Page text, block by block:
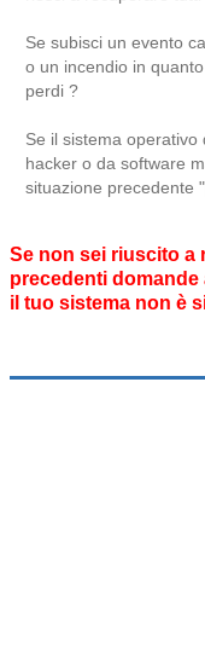
Se subisci un evento
o un incendio in
perdi ?
Se il sistema
hacker o da software
situazione precedente
Se non sei riuscito a
precedenti
il tuo sistema non è